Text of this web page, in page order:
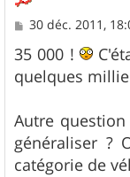
M
s
s
a
30 déc. 2011,
35 000 !
quelques
Autre
généraliser ?
catégorie de